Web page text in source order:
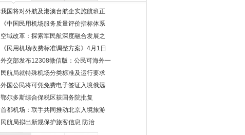
我国将对外航及港澳台航企实施航班正
《中国民用机场服务质量评价指标体系
空域改革：探索军民航深度融合发展之
《民用机场收费标准调整方案》4月1日
外交部发布12308微信版：公民可海外一
民航局就特殊机场分类标准及运行要求
外国公民将可凭免费电子签证入境俄远
鄂尔多斯综合保税区获国务院批复
首都机场：联手共同推动北京入境旅游
民航局拟出新规保护旅客信息 防治